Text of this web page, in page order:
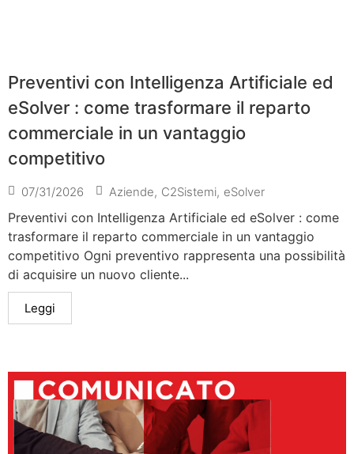
Preventivi con Intelligenza Artificiale ed
eSolver : come trasformare il reparto
commerciale in un vantaggio
competitivo
07/31/2026 Aziende, C2Sistemi, eSolver
Preventivi con Intelligenza Artificiale ed eSolver : come
trasformare il reparto commerciale in un vantaggio
competitivo Ogni preventivo rappresenta una possibilità
di acquisire un nuovo cliente...
Leggi